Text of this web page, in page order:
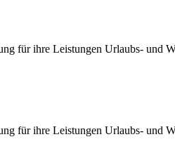
für ihre Leistungen Urlaubs- und
für ihre Leistungen Urlaubs- und